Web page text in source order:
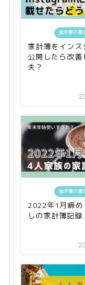
我が家の家
家計簿をインス
公開したら改善
夫？
我が家の家
2022年1月締め
しの家計簿記録